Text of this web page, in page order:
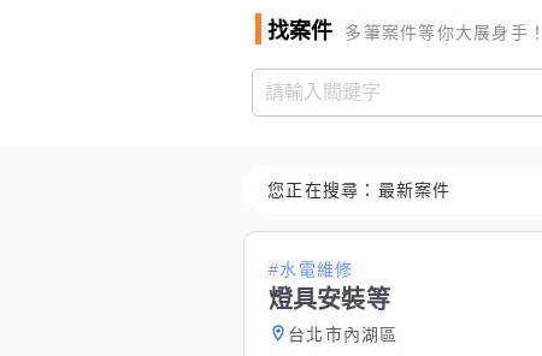
找案件 多筆案件等你大展身手！
您正在搜尋： 最新案件
#水電維修
燈具安裝等
台北市內湖區